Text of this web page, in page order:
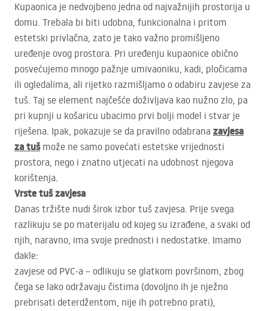
Kupaonica je nedvojbeno jedna od najvažnijih prostorija u
domu. Trebala bi biti udobna, funkcionalna i pritom
estetski privlačna, zato je tako važno promišljeno
uređenje ovog prostora. Pri uređenju kupaonice obično
posvećujemo mnogo pažnje umivaoniku, kadi, pločicama
ili ogledalima, ali rijetko razmišljamo o odabiru zavjese za
tuš. Taj se element najčešće doživljava kao nužno zlo, pa
pri kupnji u košaricu ubacimo prvi bolji model i stvar je
riješena. Ipak, pokazuje se da pravilno odabrana zavjesa
za tušmože ne samo povećati estetske vrijednosti
prostora, nego i znatno utjecati na udobnost njegova
korištenja.
Vrste tuš zavjesa
Danas tržište nudi širok izbor tuš zavjesa. Prije svega
razlikuju se po materijalu od kojeg su izrađene, a svaki od
njih, naravno, ima svoje prednosti i nedostatke. Imamo
dakle:
zavjese od PVC-a – odlikuju se glatkom površinom, zbog
čega se lako održavaju čistima (dovoljno ih je nježno
prebrisati deterdžentom, nije ih potrebno prati),